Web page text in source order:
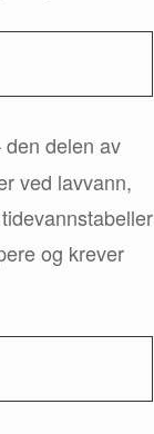
delen av
ved lavvann,
og krever